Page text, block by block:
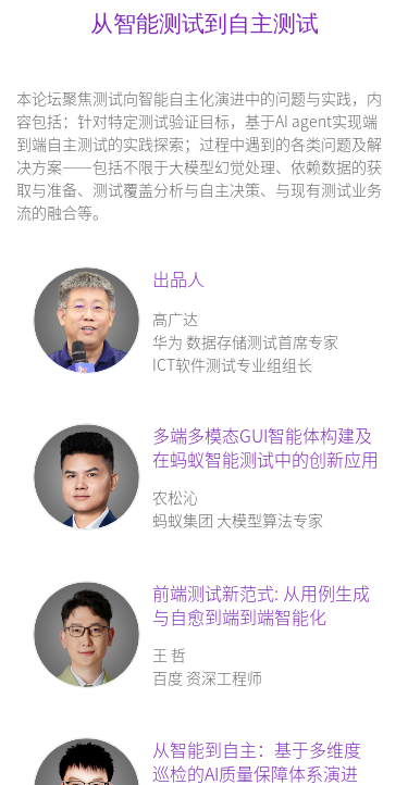
从智能测试到自主测试
本论坛聚焦测试向智能自主化演进中的问题与实践，内
容包括：针对特定测试验证目标，基于AI agent实现端
到端自主测试的实践探索；过程中遇到的各类问题及解
决方案——包括不限于大模型幻觉处理、依赖数据的获
取与准备、测试覆盖分析与自主决策、与现有测试业务
流的融合等。
出品人
高广达
华为 数据存储测试首席专家
ICT软件测试专业组组长
多端多模态GUI智能体构建及
在蚂蚁智能测试中的创新应用
农松沁
蚂蚁集团 大模型算法专家
前端测试新范式: 从用例生成
与自愈到端到端智能化
王 哲
百度 资深工程师
从智能到自主：基于多维度
巡检的AI质量保障体系演进